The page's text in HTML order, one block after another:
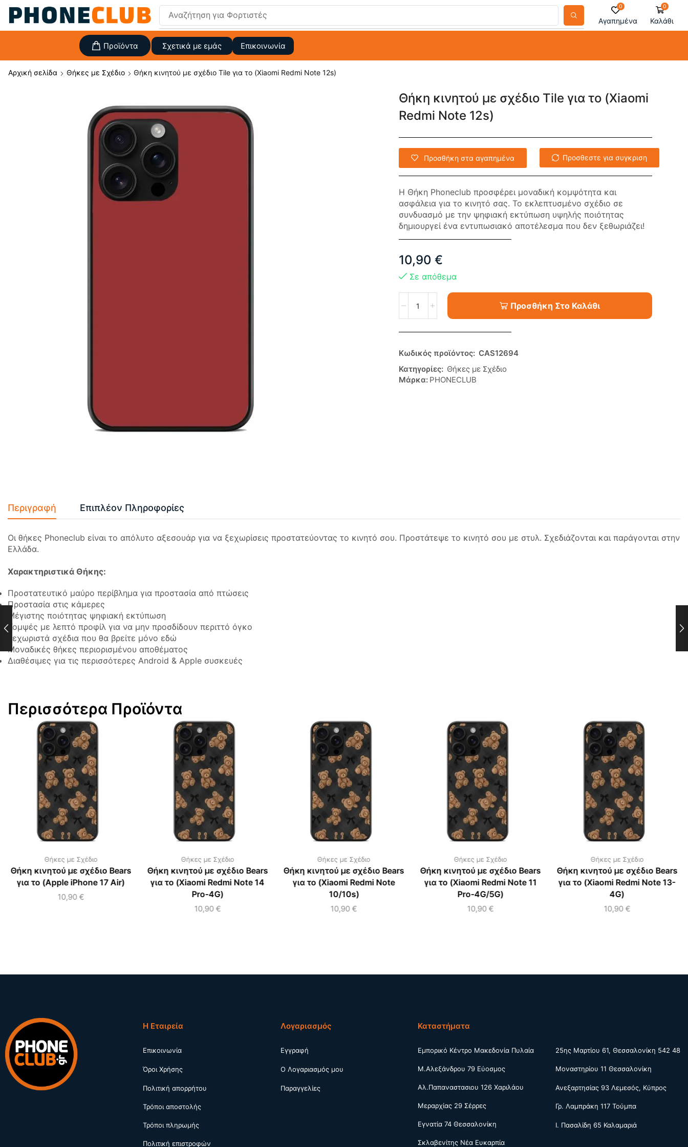
Αναζήτηση για Τζαμάκι Οθόνης
0
Αγαπημένα
0
Καλάθι
Προϊόντα Σχετικά με εμάς Επικοινωνία
Αρχική σελίδα Θήκες με Σχέδιο Θήκη κινητού με σχέδιο Tile για το (Xiaomi Redmi Note 12s)
Θήκη κινητού με σχέδιο Tile για το (Xiaomi
Redmi Note 12s)
Προσθήκη στα αγαπημένα Προσθεστε για συγκριση
Η Θήκη Phoneclub προσφέρει μοναδική κομψότητα και
ασφάλεια για το κινητό σας. Το εκλεπτυσμένο σχέδιο σε
συνδυασμό με την ψηφιακή εκτύπωση υψηλής ποιότητας
δημιουργεί ένα εντυπωσιακό αποτέλεσμα που δεν ξεθωριάζει!
10,90 €
Σε απόθεμα
Προσθήκη Στο Καλάθι
Κωδικός προϊόντος: CAS12694
Κατηγορίες: Θήκες με Σχέδιο
Μάρκα: PHONECLUB
Περιγραφή Επιπλέον Πληροφορίες
Οι θήκες Phoneclub είναι το απόλυτο αξεσουάρ για να ξεχωρίσεις προστατεύοντας το κινητό σου. Προστάτεψε το κινητό σου με στυλ. Σχεδιάζονται και παράγονται στην
Ελλάδα.
Χαρακτηριστικά Θήκης:
Προστατευτικό μαύρο περίβλημα για προστασία από πτώσεις
Προστασία στις κάμερες
Μέγιστης ποιότητας ψηφιακή εκτύπωση
Κομψές με λεπτό προφίλ για να μην προσδίδουν περιττό όγκο
Ξεχωριστά σχέδια που θα βρείτε μόνο εδώ
Μοναδικές θήκες περιορισμένου αποθέματος
Διαθέσιμες για τις περισσότερες Android & Apple συσκευές
Περισσότερα Προϊόντα
Θήκες με Σχέδιο
Θήκη κινητού με σχέδιο Bears
για το (Apple iPhone 17 Air)
10,90 €
Θήκες με Σχέδιο
Θήκη κινητού με σχέδιο Bears
για το (Xiaomi Redmi Note 14
Pro-4G)
10,90 €
Θήκες με Σχέδιο
Θήκη κινητού με σχέδιο Bears
για το (Xiaomi Redmi Note
10/10s)
10,90 €
Θήκες με Σχέδιο
Θήκη κινητού με σχέδιο Bears
για το (Xiaomi Redmi Note 11
Pro-4G/5G)
10,90 €
Θήκες με Σχέδιο
Θήκη κινητού με σχέδιο Bears
για το (Xiaomi Redmi Note 13-
4G)
10,90 €
Η Εταιρεία
Επικοινωνία
Όροι Χρήσης
Πολιτική απορρήτου
Τρόποι αποστολής
Τρόποι πληρωμής
Πολιτική επιστροφών
Λογαριασμός
Εγγραφή
Ο Λογαριασμός μου
Παραγγελίες
Καταστήματα
Εμπορικό Κέντρο Μακεδονία Πυλαία
Μ.Αλεξάνδρου 79 Εύοσμος
Αλ.Παπαναστασιου 126 Χαριλάου
Μεραρχίας 29 Σέρρες
Εγνατία 74 Θεσσαλονίκη
Σκλαβενίτης Νέα Ευκαρπία
25ης Μαρτίου 61, Θεσσαλονίκη 542 48
Μοναστηρίου 11 Θεσσαλονίκη
Ανεξαρτησίας 93 Λεμεσός, Κύπρος
Γρ. Λαμπράκη 117 Τούμπα
Ι. Πασαλίδη 65 Καλαμαριά